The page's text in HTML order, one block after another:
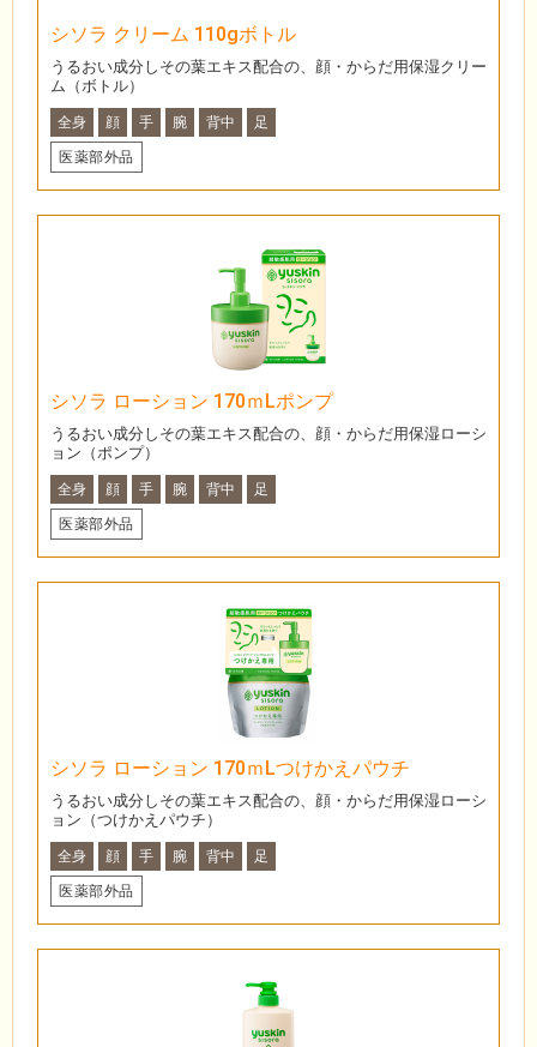
シソラ クリーム 110gボトル
うるおい成分しその葉エキス配合の、顔・からだ用保湿クリー
ム（ボトル）
全身 顔 手 腕 背中 足
医薬部外品
シソラ ローション 170ｍLポンプ
うるおい成分しその葉エキス配合の、顔・からだ用保湿ローシ
ョン（ポンプ）
全身 顔 手 腕 背中 足
医薬部外品
シソラ ローション 170ｍLつけかえパウチ
うるおい成分しその葉エキス配合の、顔・からだ用保湿ローシ
ョン（つけかえパウチ）
全身 顔 手 腕 背中 足
医薬部外品